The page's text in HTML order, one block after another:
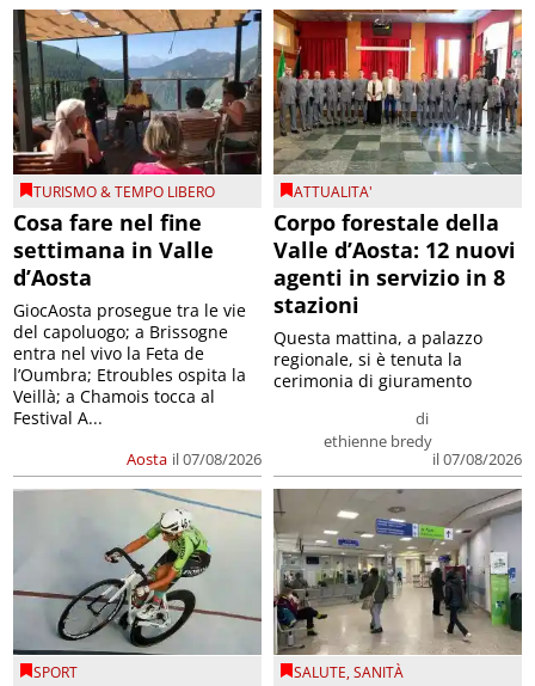
TURISMO & TEMPO LIBERO
Cosa fare nel fine
settimana in Valle
d’Aosta
Aosta il 07/08/2026
GiocAosta prosegue tra le vie
del capoluogo; a Brissogne
entra nel vivo la Feta de
l’Oumbra; Etroubles ospita la
Veillà; a Chamois tocca al
Festival A...
ATTUALITA'
Corpo forestale della
Valle d’Aosta: 12 nuovi
agenti in servizio in 8
stazioni
di
ethienne bredy
il 07/08/2026
Questa mattina, a palazzo
regionale, si è tenuta la
cerimonia di giuramento
SPORT SALUTE,SANITÀ